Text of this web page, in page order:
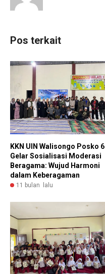
Pos terkait
KKN UIN Walisongo Posko 6
Gelar Sosialisasi Moderasi
Beragama: Wujud Harmoni
dalam Keberagaman
11 bulan lalu